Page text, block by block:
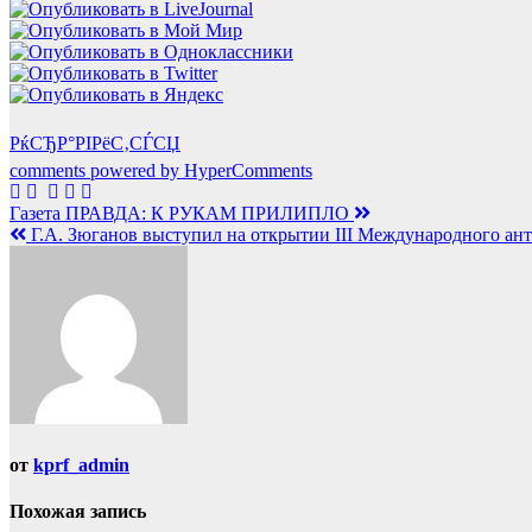
РќСЂР°РІРёС‚СЃСЏ
comments powered by HyperComments
Навигация
по
Газета ПРАВДА: К РУКАМ ПРИЛИПЛО
Г.А. Зюганов выступил на открытии III Международного
от kprf_admin
Похожая запись